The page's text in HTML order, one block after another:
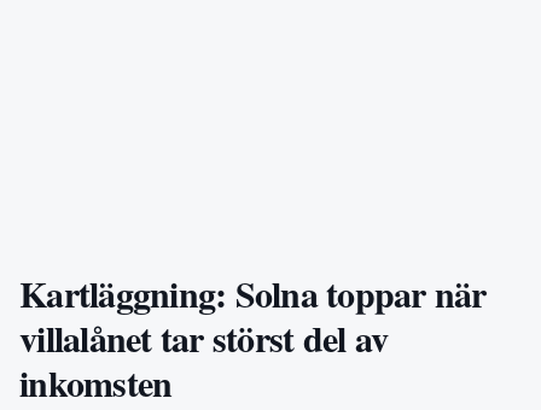
Kartläggning: Solna toppar när
villalånet tar störst del av
inkomsten